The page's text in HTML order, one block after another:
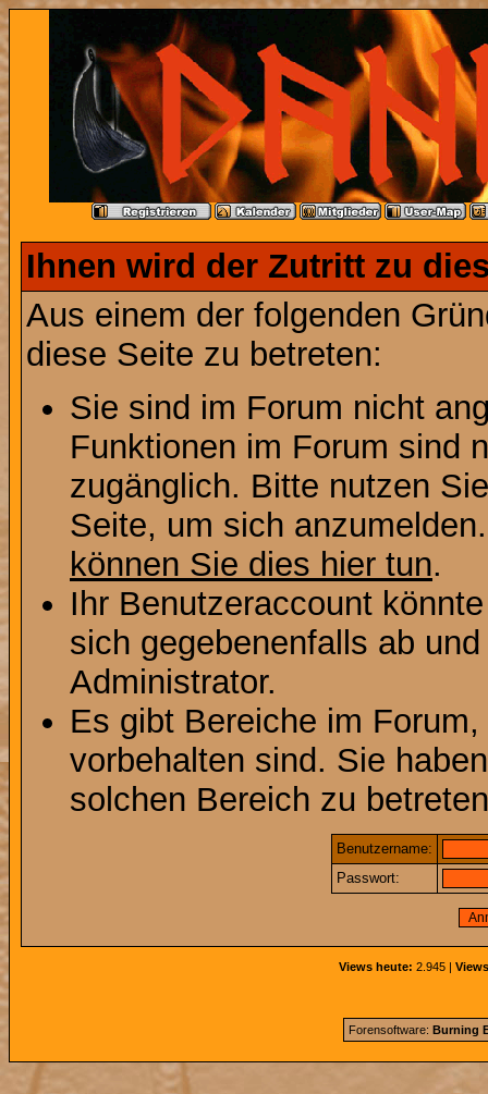
Ihnen wird der Zutritt zu
Aus einem der folgenden
diese Seite zu betreten:
Sie sind im Forum nicht
Funktionen im Forum sind
zugänglich. Bitte nutzen
Seite, um sich
können Sie dies hier tun.
Ihr Benutzeraccount
sich gegebenenfalls ab
Administrator.
Es gibt Bereiche im
vorbehalten sind. Sie
solchen Bereich zu
Benutzername:
Passwort:
Views heute: 2.945 |
Forensoftware: Burning